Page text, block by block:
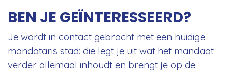
BEN JE GEÏNTERESSEERD?
Je wordt in contact gebracht met een huidige
mandataris stad: die legt je uit wat het mandaat
verder allemaal inhoudt en brengt je op de